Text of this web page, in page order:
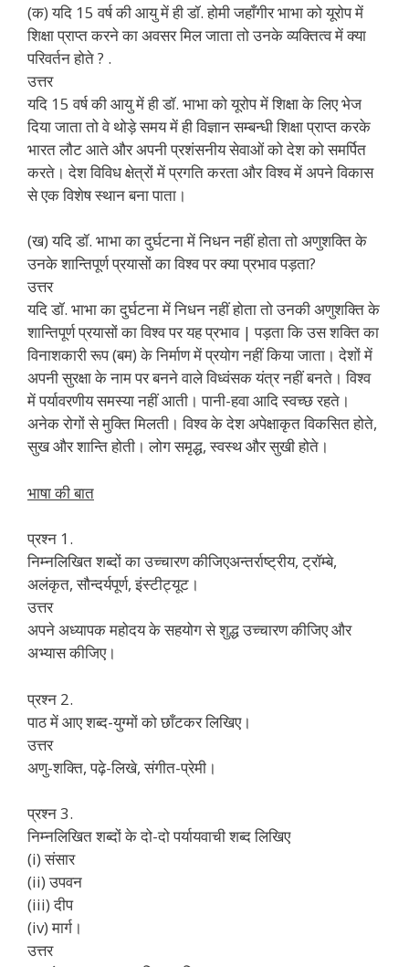
(क) यदि 15 वर्ष की आयु में ही डॉ. होमी जहाँगीर भाभा को यूरोप में
शिक्षा प्राप्त करने का अवसर मिल जाता तो उनके व्यक्तित्व में क्या
परिवर्तन होते ? .
उत्तर
यदि 15 वर्ष की आयु में ही डॉ. भाभा को यूरोप में शिक्षा के लिए भेज
दिया जाता तो वे थोड़े समय में ही विज्ञान सम्बन्धी शिक्षा प्राप्त करके
भारत लौट आते और अपनी प्रशंसनीय सेवाओं को देश को समर्पित
करते। देश विविध क्षेत्रों में प्रगति करता और विश्व में अपने विकास
से एक विशेष स्थान बना पाता।
(ख) यदि डॉ. भाभा का दुर्घटना में निधन नहीं होता तो अणुशक्ति के
उनके शान्तिपूर्ण प्रयासों का विश्व पर क्या प्रभाव पड़ता?
उत्तर
यदि डॉ. भाभा का दुर्घटना में निधन नहीं होता तो उनकी अणुशक्ति के
शान्तिपूर्ण प्रयासों का विश्व पर यह प्रभाव | पड़ता कि उस शक्ति का
विनाशकारी रूप (बम) के निर्माण में प्रयोग नहीं किया जाता। देशों में
अपनी सुरक्षा के नाम पर बनने वाले विध्वंसक यंत्र नहीं बनते। विश्व
में पर्यावरणीय समस्या नहीं आती। पानी-हवा आदि स्वच्छ रहते।
अनेक रोगों से मुक्ति मिलती। विश्व के देश अपेक्षाकृत विकसित होते,
सुख और शान्ति होती। लोग समृद्ध, स्वस्थ और सुखी होते।
भाषा की बात
प्रश्न 1.
निम्नलिखित शब्दों का उच्चारण कीजिएअन्तर्राष्ट्रीय, ट्रॉम्बे,
अलंकृत, सौन्दर्यपूर्ण, इंस्टीट्यूट।
उत्तर
अपने अध्यापक महोदय के सहयोग से शुद्ध उच्चारण कीजिए और
अभ्यास कीजिए।
प्रश्न 2.
पाठ में आए शब्द-युग्मों को छाँटकर लिखिए।
उत्तर
अणु-शक्ति, पढ़े-लिखे, संगीत-प्रेमी।
प्रश्न 3.
निम्नलिखित शब्दों के दो-दो पर्यायवाची शब्द लिखिए
(i) संसार
(ii) उपवन
(iii) दीप
(iv) मार्ग।
उत्तर